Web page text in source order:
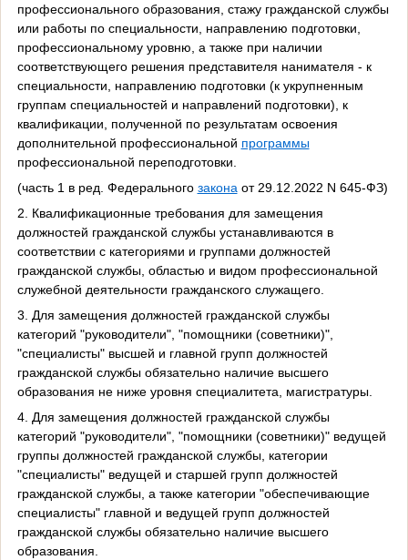
профессионального образования, стажу гражданской службы
или работы по специальности, направлению подготовки,
профессиональному уровню, а также при наличии
соответствующего решения представителя нанимателя - к
специальности, направлению подготовки (к укрупненным
группам специальностей и направлений подготовки), к
квалификации, полученной по результатам освоения
дополнительной профессиональной программы
профессиональной переподготовки.
(часть 1 в ред. Федерального законаот 29.12.2022 N 645-ФЗ)
2. Квалификационные требования для замещения
должностей гражданской службы устанавливаются в
соответствии с категориями и группами должностей
гражданской службы, областью и видом профессиональной
служебной деятельности гражданского служащего.
3. Для замещения должностей гражданской службы
категорий "руководители", "помощники (советники)",
"специалисты" высшей и главной групп должностей
гражданской службы обязательно наличие высшего
образования не ниже уровня специалитета, магистратуры.
4. Для замещения должностей гражданской службы
категорий "руководители", "помощники (советники)" ведущей
группы должностей гражданской службы, категории
"специалисты" ведущей и старшей групп должностей
гражданской службы, а также категории "обеспечивающие
специалисты" главной и ведущей групп должностей
гражданской службы обязательно наличие высшего
образования.